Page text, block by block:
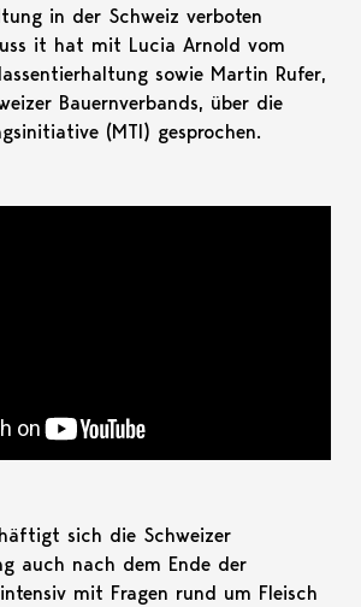
in der Schweiz verboten
it hat mit Lucia Arnold vom
sowie Martin Rufer,
Bauernverbands, über die
(MTI) gesprochen.
sich die Schweizer
auch nach dem Ende der
mit Fragen rund um Fleisch